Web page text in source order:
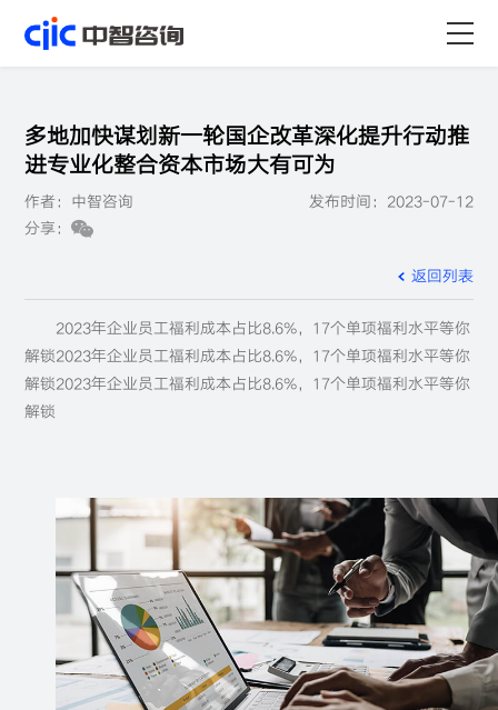
服务
行业
职业
多地加快谋划新一轮国企改革深化提升行动推
进专业化整合资本市场大有可为
作者：中智咨询
发布时间：2023-07-12
分享：
返回列表
2023年企业员工福利成本占比8.6%，17个单项福利水平等你
解锁2023年企业员工福利成本占比8.6%，17个单项福利水平等你
解锁2023年企业员工福利成本占比8.6%，17个单项福利水平等你
解锁